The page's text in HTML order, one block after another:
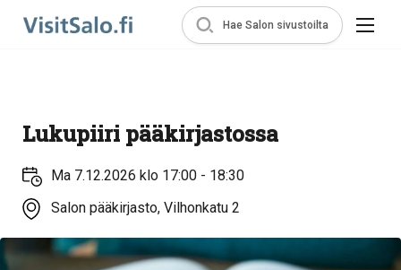
Hae Salon sivustoilta
Lukupiiri pääkirjastossa
Ma 7.12.2026 klo 17:00 - 18:30
Salon pääkirjasto, Vilhonkatu 2